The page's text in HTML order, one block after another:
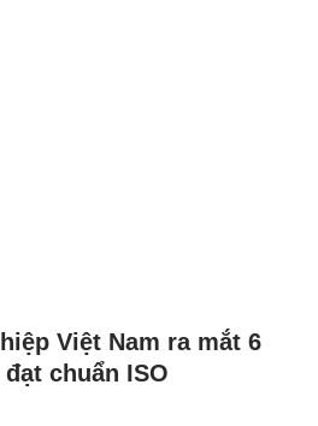
Việt Nam ra mắt 6
chuẩn ISO